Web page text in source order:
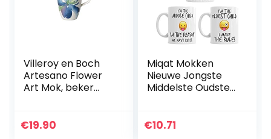
Villeroy en Boch
Artesano Flower
Art Mok, beker
premium
€19.90
Miqat Mokken
Nieuwe Jongste
Middelste Oudste
Koffie Mok Thee
€10.71